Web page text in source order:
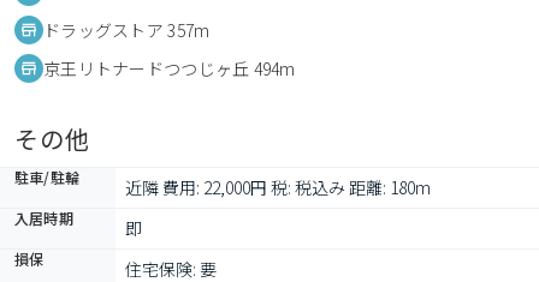
ドラッグストア 357m
京王リトナードつつじヶ丘 494m
その他
駐車/駐輪 近隣 費用: 22,000円 税: 税込み 距離: 180m
入居時期 即
損保 住宅保険: 要